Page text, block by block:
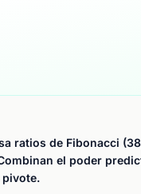
ratios de Fibonacci
el poder